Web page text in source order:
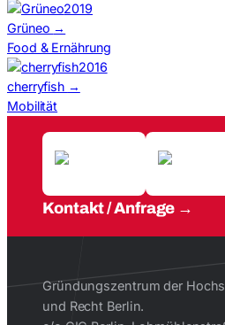
2019
Grüneo →
Food & Ernährung
2016
cherryfish →
Mobilität
Kontakt / Anfrage
Gründungszentrum der
und Recht Berlin.